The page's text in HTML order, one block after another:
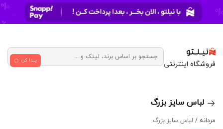
فروشگاه اینترنتی پیدا کن
لباس سایز بزرگ
مردانه / لباس سایز بزرگ